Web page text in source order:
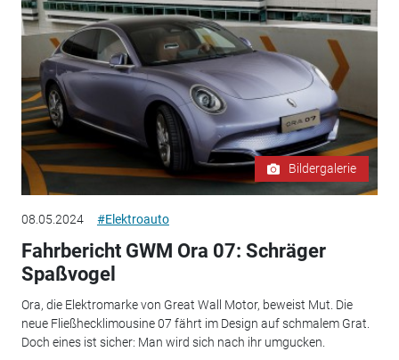
Bildergalerie
08.05.2024 #Elektroauto
Fahrbericht GWM Ora 07: Schräger
Spaßvogel
Ora, die Elektromarke von Great Wall Motor, beweist Mut. Die
neue Fließhecklimousine 07 fährt im Design auf schmalem Grat.
Doch eines ist sicher: Man wird sich nach ihr umgucken.